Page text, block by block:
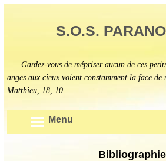
S.O.S.
Gardez-vous de mépriser aucun de ces
anges aux cieux voient constamment la face de
Matthieu, 18, 10.
Menu
Bibliographie